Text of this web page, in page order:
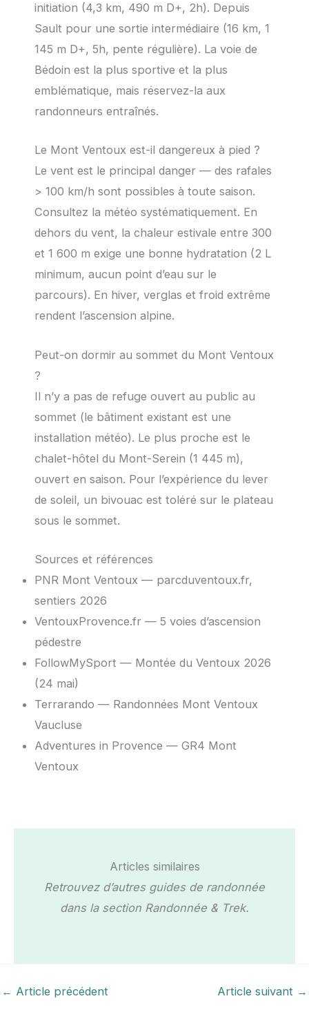
initiation (4,3 km, 490 m D+, 2h). Depuis
Sault pour une sortie intermédiaire (16 km, 1
145 m D+, 5h, pente régulière). La voie de
Bédoin est la plus sportive et la plus
emblématique, mais réservez-la aux
randonneurs entraînés.
Le Mont Ventoux est-il dangereux à pied ?
Le vent est le principal danger — des rafales
> 100 km/h sont possibles à toute saison.
Consultez la météo systématiquement. En
dehors du vent, la chaleur estivale entre 300
et 1 600 m exige une bonne hydratation (2 L
minimum, aucun point d’eau sur le
parcours). En hiver, verglas et froid extrême
rendent l’ascension alpine.
Peut-on dormir au sommet du Mont Ventoux
?
Il n’y a pas de refuge ouvert au public au
sommet (le bâtiment existant est une
installation météo). Le plus proche est le
chalet-hôtel du Mont-Serein (1 445 m),
ouvert en saison. Pour l’expérience du lever
de soleil, un bivouac est toléré sur le plateau
sous le sommet.
Sources et références
PNR Mont Ventoux — parcduventoux.fr,
sentiers 2026
VentouxProvence.fr — 5 voies d’ascension
pédestre
FollowMySport — Montée du Ventoux 2026
(24 mai)
Terrarando — Randonnées Mont Ventoux
Vaucluse
Adventures in Provence — GR4 Mont
Ventoux
Articles similaires
Retrouvez d’autres guides de randonnée
dans la section Randonnée & Trek.
← Article précédent Article suivant →